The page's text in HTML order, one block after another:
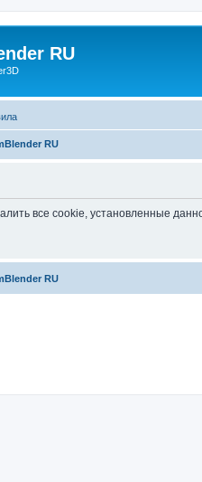
RU
RU
все cookie, установленные
RU